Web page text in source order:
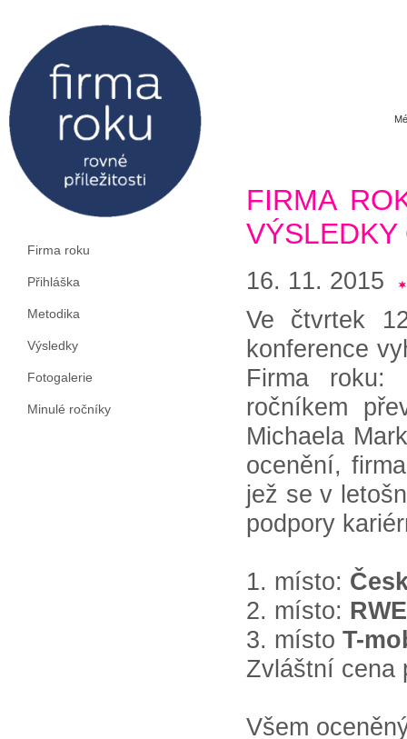
Firma roku
Přihláška
Metodika
Výsledky
Fotogalerie
Minulé ročníky
FIRMA
16. 11. 2015
Ve čtvrtek
konference
Firma roku:
ročníkem
Michaela
ocenění,
jež se v
podpory
1. místo:
2. místo:
3. místo T-
Zvláštní cena
Všem